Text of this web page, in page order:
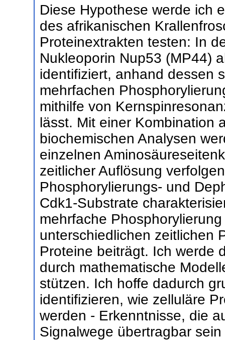
Diese Hypothese werde ich
des afrikanischen
Proteinextrakten testen: In
Nukleoporin Nup53 (MP44)
identifiziert, anhand dessen
mehrfachen
mithilfe von
lässt. Mit einer Kombination
biochemischen Analysen
einzelnen
zeitlicher Auflösung
Phosphorylierungs- und
Cdk1-Substrate
mehrfache
unterschiedlichen zeitlichen
Proteine beiträgt. Ich werde
durch mathematische
stützen. Ich hoffe dadurch
identifizieren, wie zelluläre
werden - Erkenntnisse, die
Signalwege übertragbar